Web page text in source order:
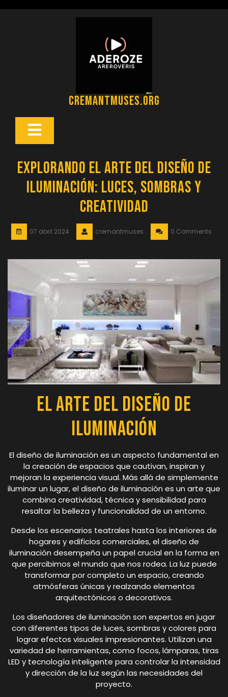
cremantmuses.org
Botón
Explorando el Arte del Diseño de
Iluminación: Luces, Sombras y
Creatividad
07 abril 2024 cremantmuses 0 Comments
El Arte del Diseño de
Iluminación
El diseño de iluminación es un aspecto fundamental en
la creación de espacios que cautivan, inspiran y
mejoran la experiencia visual. Más allá de simplemente
iluminar un lugar, el diseño de iluminación es un arte que
combina creatividad, técnica y sensibilidad para
resaltar la belleza y funcionalidad de un entorno.
Desde los escenarios teatrales hasta los interiores de
hogares y edificios comerciales, el diseño de
iluminación desempeña un papel crucial en la forma en
que percibimos el mundo que nos rodea. La luz puede
transformar por completo un espacio, creando
atmósferas únicas y realzando elementos
arquitectónicos o decorativos.
Los diseñadores de iluminación son expertos en jugar
con diferentes tipos de luces, sombras y colores para
lograr efectos visuales impresionantes. Utilizan una
variedad de herramientas, como focos, lámparas, tiras
LED y tecnología inteligente para controlar la intensidad
y dirección de la luz según las necesidades del
proyecto.